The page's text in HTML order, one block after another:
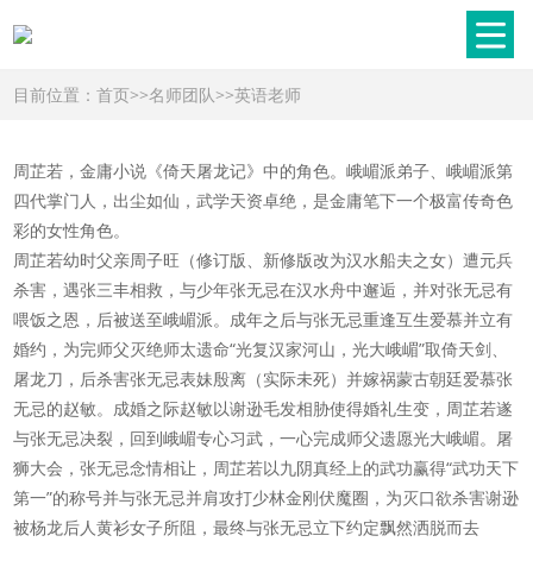
目前位置：首页>>名师团队>>英语老师
周芷若，金庸小说《倚天屠龙记》中的角色。峨嵋派弟子、峨嵋派第
四代掌门人，出尘如仙，武学天资卓绝，是金庸笔下一个极富传奇色
彩的女性角色。
周芷若幼时父亲周子旺（修订版、新修版改为汉水船夫之女）遭元兵
杀害，遇张三丰相救，与少年张无忌在汉水舟中邂逅，并对张无忌有
喂饭之恩，后被送至峨嵋派。成年之后与张无忌重逢互生爱慕并立有
婚约，为完师父灭绝师太遗命“光复汉家河山，光大峨嵋”取倚天剑、
屠龙刀，后杀害张无忌表妹殷离（实际未死）并嫁祸蒙古朝廷爱慕张
无忌的赵敏。成婚之际赵敏以谢逊毛发相胁使得婚礼生变，周芷若遂
与张无忌决裂，回到峨嵋专心习武，一心完成师父遗愿光大峨嵋。屠
狮大会，张无忌念情相让，周芷若以九阴真经上的武功赢得“武功天下
第一”的称号并与张无忌并肩攻打少林金刚伏魔圈，为灭口欲杀害谢逊
被杨龙后人黄衫女子所阻，最终与张无忌立下约定飘然洒脱而去